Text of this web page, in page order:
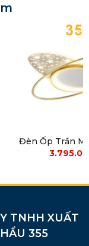
Đèn Ốp Trần
TNHH XUẤT
355